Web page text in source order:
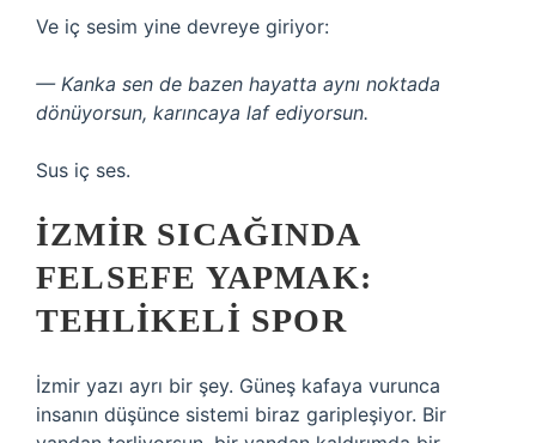
Ve iç sesim yine devreye giriyor:
— Kanka sen de bazen hayatta aynı noktada
dönüyorsun, karıncaya laf ediyorsun.
Sus iç ses.
İZMIR SICAĞINDA
FELSEFE YAPMAK:
TEHLIKELI SPOR
İzmir yazı ayrı bir şey. Güneş kafaya vurunca
insanın düşünce sistemi biraz garipleşiyor. Bir